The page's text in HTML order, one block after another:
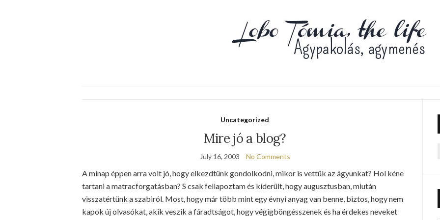
Uncategorized
Mire jó a blog?
July 16, 2003 No Comments
A minap éppen arra volt jó, hogy elkezdtünk gondolkodni, mikor is vettük az ágyunkat? Hol kéne
tartani a matracforgatásban? S csak fellapoztam és kiderült, hogy augusztusban, miután
visszatértünk a szabiról. Most, hogy már több mint egy évnyi anyag van benne, biztos, hogy nem
kapok új olvasókat, akik veszik a fáradtságot, hogy végigböngésszenek és ha érdekes neveket